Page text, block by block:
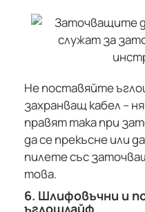
Не поставяйте
захранващ кабел –
правят така при
да се прекъсне или
пилете със
това.
6. Шлифовъчни и
ъглошлайф